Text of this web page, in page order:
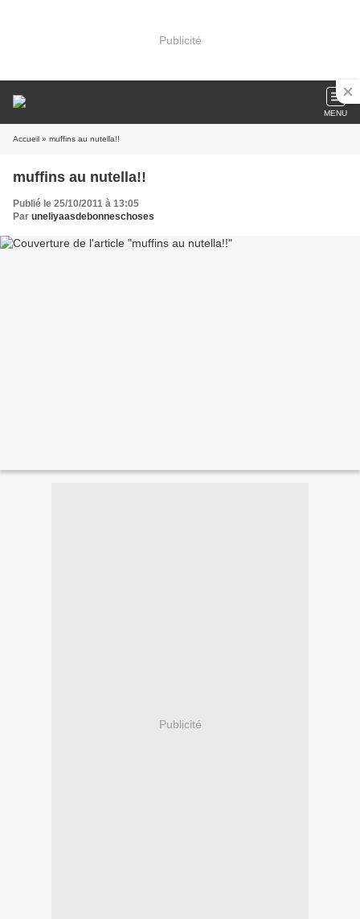
Publicité
MENU
Accueil » muffins au nutella!!
muffins au nutella!!
Publié le 25/10/2011 à 13:05
Par uneliyaasdebonneschoses
Publicité